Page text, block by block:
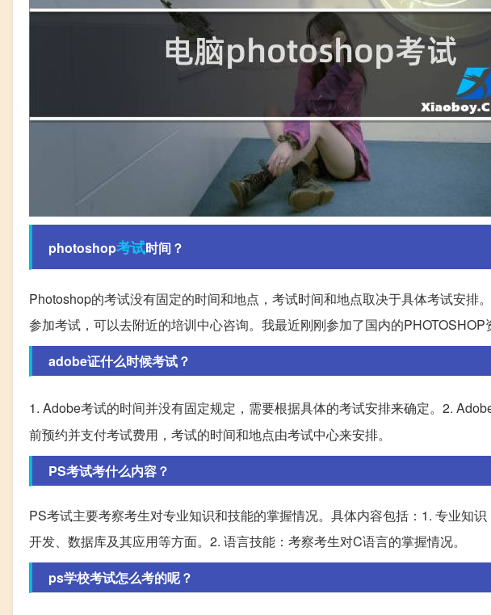
photoshop考试时间？
Photoshop的考试没有固定的时间和地点，考试时间和地点取决于具体考试安排
参加考试，可以去附近的培训中心咨询。我最近刚刚参加了国内的PHOTOSHOP
adobe证什么时候考试？
1. Adobe考试的时间并没有固定规定，需要根据具体的考试安排来确定。2.
前预约并支付考试费用，考试的时间和地点由考试中心来安排。
PS考试考什么内容？
PS考试主要考察考生对专业知识和技能的掌握情况。具体内容包括：1. 专业知
开发、数据库及其应用等方面。2. 语言技能：考察考生对C语言的掌握情况。
ps学校考试怎么考的呢？